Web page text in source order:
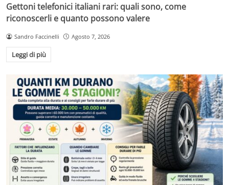
Gettoni telefonici italiani rari: quali sono, come
riconoscerli e quanto possono valere
Sandro Faccinelli Agosto 7, 2026
Leggi di più